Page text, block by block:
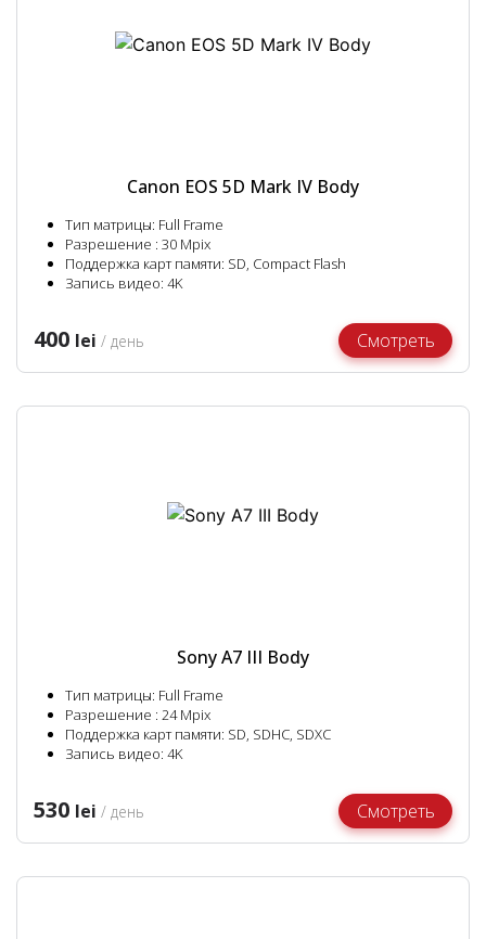
Canon EOS 5D Mark IV Body
Тип матрицы: Full Frame
Разрешение : 30 Mpix
Поддержка карт памяти: SD, Compact Flash
Запись видео: 4K
400 lei / день Смотреть
Sony A7 III Body
Тип матрицы: Full Frame
Разрешение : 24 Mpix
Поддержка карт памяти: SD, SDHC, SDXC
Запись видео: 4K
530 lei / день Смотреть